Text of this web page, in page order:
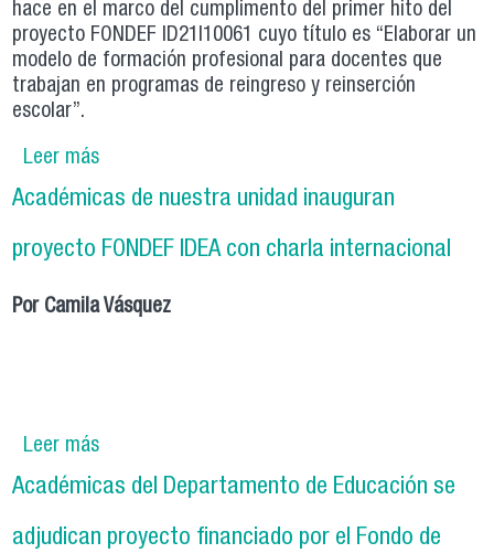
hace en el marco del cumplimento del primer hito del
proyecto FONDEF ID21I10061 cuyo título es “Elaborar un
modelo de formación profesional para docentes que
trabajan en programas de reingreso y reinserción
escolar”.
Leer mássobre Proyecto Fondef realiza jornada de
devolución y reflexión en el marco del
cumplimiento del primer hito
Académicas de nuestra unidad inauguran
proyecto FONDEF IDEA con charla internacional
Por Camila Vásquez
Leer mássobre Académicas de nuestra unidad inauguran
proyecto FONDEF IDEA con charla internacional
Académicas del Departamento de Educación se
adjudican proyecto financiado por el Fondo de